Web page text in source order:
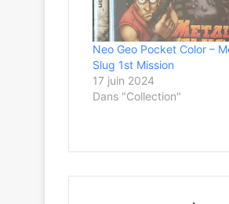
Neo Geo Pocket Color –
Slug 1st Mission
17 juin 2024
Dans "Collection"